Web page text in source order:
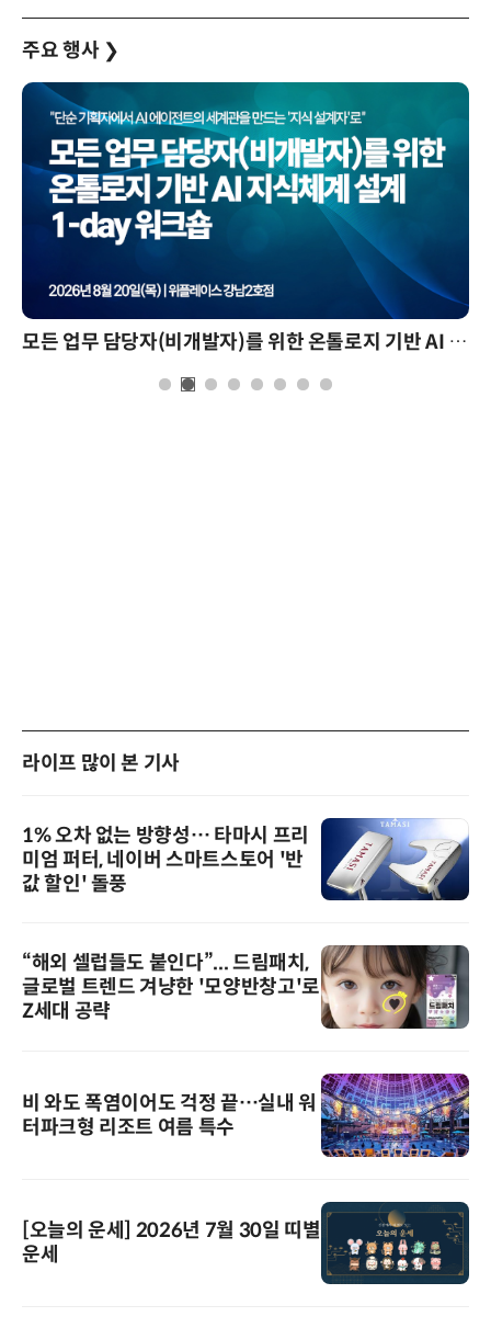
주요 행사 ❯
모든 업무 담당자(비개발자)를 위한 온톨로지 기반 AI 지식체계 설계 1-day 워크숍
라이프 많이 본 기사
1% 오차 없는 방향성… 타마시 프리
미엄 퍼터, 네이버 스마트스토어 '반
값 할인' 돌풍
“해외 셀럽들도 붙인다”... 드림패치,
글로벌 트렌드 겨냥한 '모양반창고'로
Z세대 공략
비 와도 폭염이어도 걱정 끝…실내 워
터파크형 리조트 여름 특수
[오늘의 운세] 2026년 7월 30일 띠별
운세